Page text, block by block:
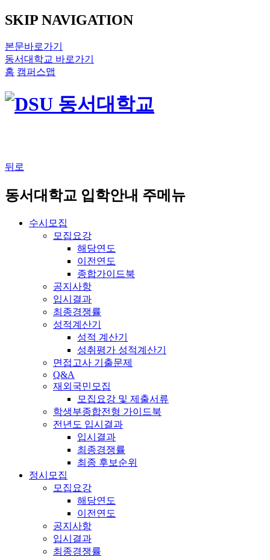
SKIP NAVIGATION
본문바로가기
동서대학교 바로가기
홈 캠퍼스맵
뒤로
동서대학교 입학안내 주메뉴
수시모집
모집요강
해당연도
이전연도
종합가이드북
공지사항
입시결과
최종경쟁률
성적계산기
성적 계산기
성취평가 성적계산기
면접고사 기출문제
Q&A
재외국민모집
모집요강 및 제출서류
학생부종합전형 가이드북
전년도 입시결과
입시결과
최종경쟁률
최종 후보순위
정시모집
모집요강
해당연도
이전연도
공지사항
입시결과
최종경쟁률